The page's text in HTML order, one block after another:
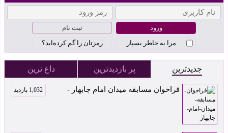
ثبت نام
مرا به خاطر بسپار
رمزتان را گم کرده‌اید؟
جدیدترین پر بازدیدترین داغ ترین
فراخوان مسابقه میدان امام چابهار - 1,032 بازدید